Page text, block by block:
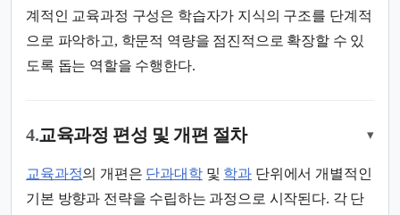
계적인 교육과정 구성은 학습자가 지식의 구조를 단계적
으로 파악하고, 학문적 역량을 점진적으로 확장할 수 있
도록 돕는 역할을 수행한다.
4.교육과정 편성 및 개편 절차 ▾
교육과정의 개편은 단과대학및 학과 단위에서 개별적인
기본 방향과 전략을 수립하는 과정으로 시작된다. 각 단